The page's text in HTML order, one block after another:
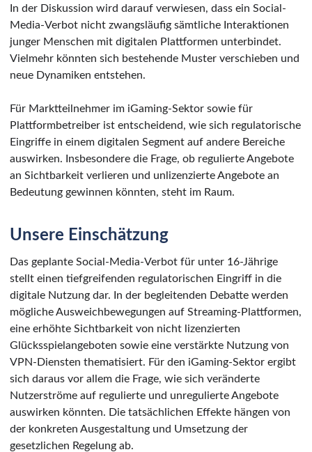
In der Diskussion wird darauf verwiesen, dass ein Social-
Media-Verbot nicht zwangsläufig sämtliche Interaktionen
junger Menschen mit digitalen Plattformen unterbindet.
Vielmehr könnten sich bestehende Muster verschieben und
neue Dynamiken entstehen.
Für Marktteilnehmer im iGaming-Sektor sowie für
Plattformbetreiber ist entscheidend, wie sich regulatorische
Eingriffe in einem digitalen Segment auf andere Bereiche
auswirken. Insbesondere die Frage, ob regulierte Angebote
an Sichtbarkeit verlieren und unlizenzierte Angebote an
Bedeutung gewinnen könnten, steht im Raum.
Unsere Einschätzung
Das geplante Social-Media-Verbot für unter 16-Jährige
stellt einen tiefgreifenden regulatorischen Eingriff in die
digitale Nutzung dar. In der begleitenden Debatte werden
mögliche Ausweichbewegungen auf Streaming-Plattformen,
eine erhöhte Sichtbarkeit von nicht lizenzierten
Glücksspielangeboten sowie eine verstärkte Nutzung von
VPN-Diensten thematisiert. Für den iGaming-Sektor ergibt
sich daraus vor allem die Frage, wie sich veränderte
Nutzerströme auf regulierte und unregulierte Angebote
auswirken könnten. Die tatsächlichen Effekte hängen von
der konkreten Ausgestaltung und Umsetzung der
gesetzlichen Regelung ab.